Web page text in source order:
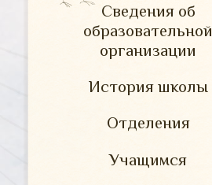
Сведения об
образовательной
организации
История школы
Отделения
Учащимся